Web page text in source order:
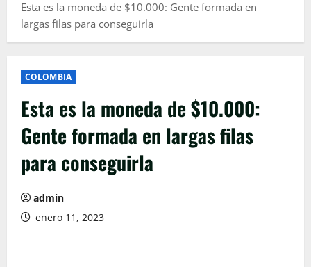
Esta es la moneda de $10.000: Gente formada en
largas filas para conseguirla
COLOMBIA
Esta es la moneda de $10.000:
Gente formada en largas filas
para conseguirla
admin
enero 11, 2023